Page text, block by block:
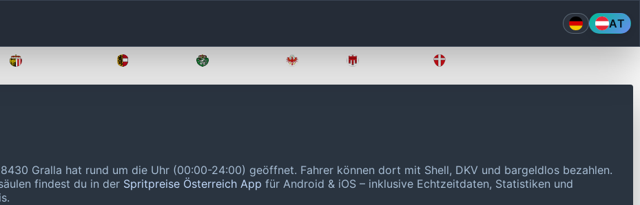
AT
Gralla hat rund um die Uhr (00:00-24:00) geöffnet. Fahrer können dort mit Shell, DKV und bargeldlos bezahlen.
findest du in der Spritpreise Österreich App für Android & iOS – inklusive Echtzeitdaten, Statistiken und